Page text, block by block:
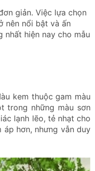
giản. Việc lựa chọn
nên nổi bật và ấn
hiện nay cho mẫu
kem thuộc gam màu
trong những màu sơn
lạnh lẽo, tẻ nhạt cho
hơn, nhưng vẫn duy